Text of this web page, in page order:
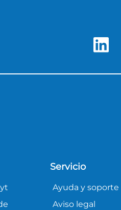
Servicio
Ayuda y soporte
Aviso legal